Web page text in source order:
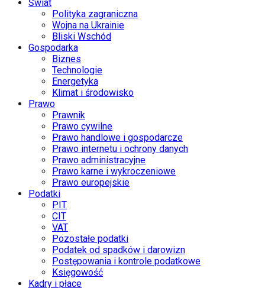
Świat
Polityka zagraniczna
Wojna na Ukrainie
Bliski Wschód
Gospodarka
Biznes
Technologie
Energetyka
Klimat i środowisko
Prawo
Prawnik
Prawo cywilne
Prawo handlowe i gospodarcze
Prawo internetu i ochrony danych
Prawo administracyjne
Prawo karne i wykroczeniowe
Prawo europejskie
Podatki
PIT
CIT
VAT
Pozostałe podatki
Podatek od spadków i darowizn
Postępowania i kontrole podatkowe
Księgowość
Kadry i płace